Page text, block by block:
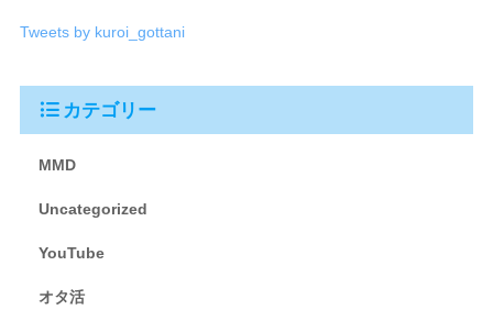
Tweets by kuroi_gottani
カテゴリー
MMD
Uncategorized
YouTube
オタ活